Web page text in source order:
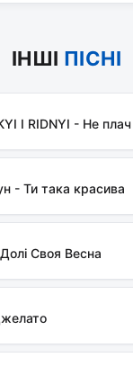
ІНШІ ПІСНІ
I RIDNYI - Не
- Ти така красива
Своя Весна